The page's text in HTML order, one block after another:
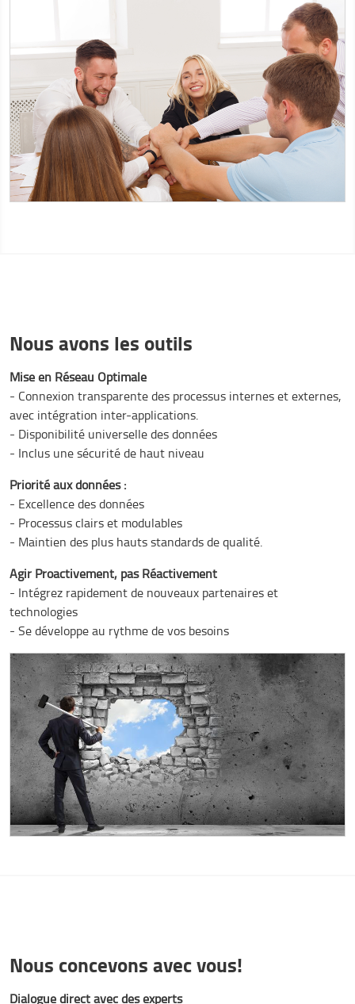
Nous avons les outils
Mise en Réseau Optimale
- Connexion transparente des processus internes et externes,
avec intégration inter-applications.
- Disponibilité universelle des données
- Inclus une sécurité de haut niveau
Priorité aux données :
- Excellence des données
- Processus clairs et modulables
- Maintien des plus hauts standards de qualité.
Agir Proactivement, pas Réactivement
- Intégrez rapidement de nouveaux partenaires et
technologies
- Se développe au rythme de vos besoins
Nous concevons avec vous!
Dialogue direct avec des experts